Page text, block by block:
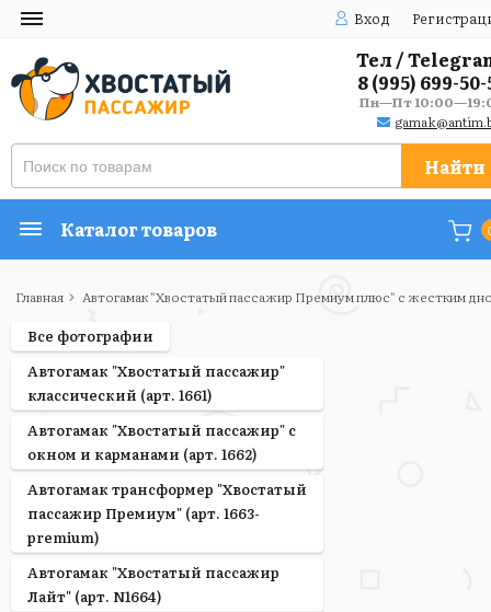
Вход
Тел /
8 (995) 699-50-
Пн—Пт
Найти
Каталог товаров
Главная Автогамак "Хвостатый пассажир Премиум плюс" с жестким
Все фотографии
Автогамак "Хвостатый пассажир"
классический (арт. 1661)
Автогамак "Хвостатый пассажир" с
окном и карманами (арт. 1662)
Автогамак трансформер "Хвостатый
пассажир Премиум" (арт. 1663-
premium)
Автогамак "Хвостатый пассажир
Лайт" (арт. N1664)